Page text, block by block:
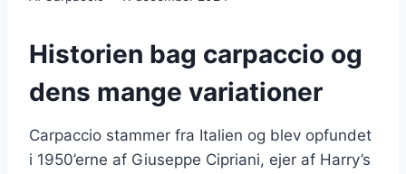
Historien bag carpaccio og
dens mange variationer
Carpaccio stammer fra Italien og blev opfundet
i 1950’erne af Giuseppe Cipriani, ejer af Harry’s